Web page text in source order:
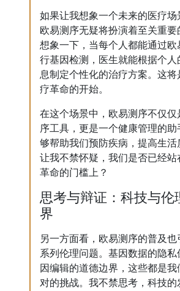
如果让我想象一个未来的医疗场
欧易测序无疑将扮演着至关重要
想象一下，当每个人都能通过欧
行基因检测，医生就能根据个人
息制定个性化的治疗方案。这将
疗革命的开始。
在这个场景中，欧易测序不仅仅
序工具，更是一个健康管理的助
够帮助我们预防疾病，提高生活
让我不禁怀疑，我们是否已经站
革命的门槛上？
思考与辩证：科技与伦
界
另一方面看，欧易测序的普及也
系列伦理问题。基因数据的隐私
因编辑的道德边界，这些都是我
对的挑战。我不禁思考，科技的